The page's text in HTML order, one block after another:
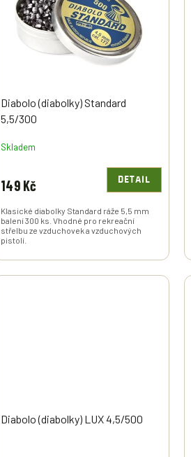
Diabolo (diabolky) Standard
5,5/300
Skladem
149 Kč DETAIL
Klasické diabolky Standard ráže 5,5 mm
balení 300 ks. Vhodné pro rekreační
střelbu ze vzduchovek a vzduchových
pistolí.
Diabolo (diabolky) LUX 4,5/500